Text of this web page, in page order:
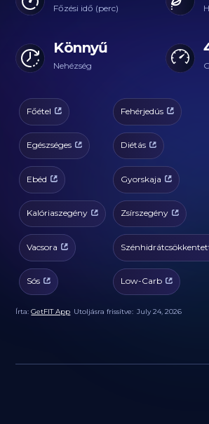
Főzési idő (perc)
Könnyű
Nehézség
Főétel Fehérjedús
Egészséges Diétás
Ebéd Gyorskaja
Kalóriaszegény Zsírszegény
Vacsora
Sós Low-Carb
Írta:GetFIT App Utoljásra frissítve: July 24, 2026